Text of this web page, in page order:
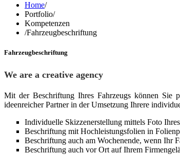
Home/
Portfolio/
Kompetenzen
/Fahrzeugbeschriftung
Fahrzeugbeschriftung
We are a creative agency
Mit der Beschriftung Ihres Fahrzeugs können Sie
ideenreicher Partner in der Umsetzung Ihrere
Individuelle Skizzenerstellung mittels Foto
Beschriftung mit Hochleistungsfolien in
Beschriftung auch am Wochenende, wenn Ihr
Beschriftung auch vor Ort auf Ihrem